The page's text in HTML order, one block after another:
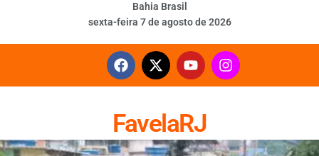
Bahia Brasil
sexta-feira 7 de agosto de 2026
FavelaRJ